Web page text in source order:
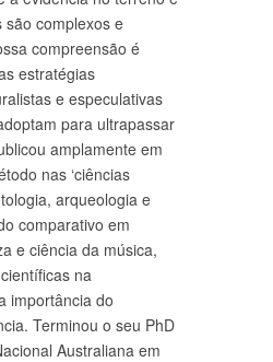
são complexos e
compreensão é
estratégias
e especulativas
para ultrapassar
amplamente em
nas ‘ciências
arqueologia e
comparativo em
e ciência da música,
na
importância do
Terminou o seu PhD
Australiana em